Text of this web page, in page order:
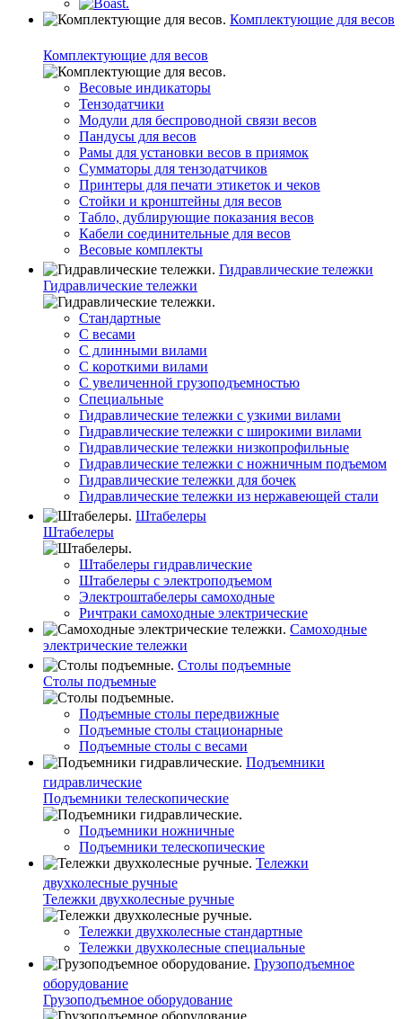
Комплектующие для весов
Комплектующие для весов
Весовые индикаторы
Тензодатчики
Модули для беспроводной связи весов
Пандусы для весов
Рамы для установки весов в приямок
Сумматоры для тензодатчиков
Принтеры для печати этикеток и чеков
Стойки и кронштейны для весов
Табло, дублирующие показания весов
Кабели соединительные для весов
Весовые комплекты
Гидравлические тележки
Гидравлические тележки
Стандартные
С весами
С длинными вилами
С короткими вилами
С увеличенной грузоподъемностью
Специальные
Гидравлические тележки с узкими вилами
Гидравлические тележки с широкими вилами
Гидравлические тележки низкопрофильные
Гидравлические тележки с ножничным подъемом
Гидравлические тележки для бочек
Гидравлические тележки из нержавеющей стали
Штабелеры
Штабелеры
Штабелеры гидравлические
Штабелеры с электроподъемом
Электроштабелеры самоходные
Ричтраки самоходные электрические
Самоходные
электрические тележки
Столы подъемные
Столы подъемные
Подъемные столы передвижные
Подъемные столы стационарные
Подъемные столы с весами
Подъемники
гидравлические
Подъемники телескопические
Подъемники ножничные
Подъемники телескопические
Тележки
двухколесные ручные
Тележки двухколесные ручные
Тележки двухколесные стандартные
Тележки двухколесные специальные
Грузоподъемное
оборудование
Грузоподъемное оборудование